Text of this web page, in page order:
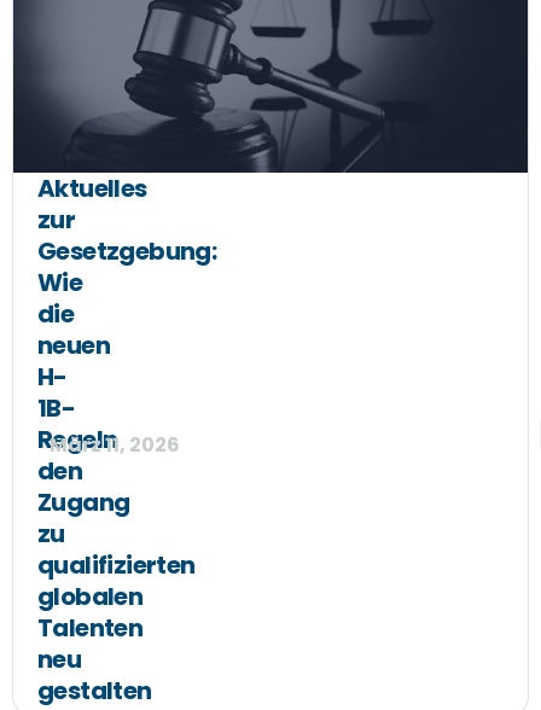
Aktuelles
zur
Gesetzgebung:
Wie
die
neuen
H-
1B-
Regeln
den
Zugang
zu
qualifizierten
globalen
Talenten
neu
gestalten
März 11, 2026